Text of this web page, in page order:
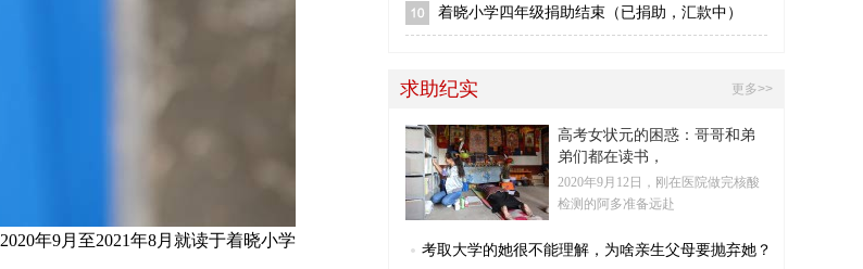
2020年9月至2021年8月就读于着晓小学
着晓小学四年级捐助结束（已捐助，汇款中）
更多>>
求助纪实
高考女状元的困惑：哥哥和弟
弟们都在读书，
2020年9月12日，刚在医院做完核酸
检测的阿多准备远赴
考取大学的她很不能理解，为啥亲生父母要抛弃她？